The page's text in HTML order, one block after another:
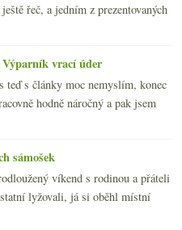
řeč, a jedním z prezentovaných
vrací úder
teď s články moc nemyslím, konec
hodně náročný a pak jsem
sámošek
víkend s rodinou a přáteli
lyžovali, já si oběhl místní